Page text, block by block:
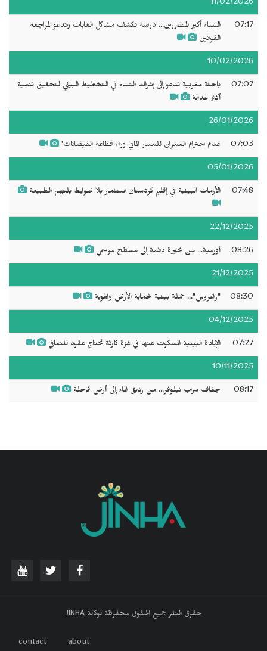
11/02/2026
07:17
النساء أكبر المتضررين... دراسة تكشف مشاكل الغابات وتدعو لمراجعة
القوانين
10/02/2026
07:07
باحثة مغربية تدعو إلى إشراك النساء في التخطيط البيئي لتحقيق تنمية
أكثر عدالة
26/01/2026
07:03 عدم احترام العمران للمسار المائي وراء فظاعة الفيضانات'
05/01/2026
07:48 الأزمات البيئية في إقليم كردستان استثمار بلا ضوابط يلتهم الطبيعة
22/12/2025
08:26 أورمية... من بحيرة دائمة إلى مسطح موسمي
21/12/2025
08:30 "زاغروس"... حملة بيئية لحماية الأرض والهوية
04/12/2025
07:27 الإبادة البيئية المسكوت عنها في غزة كارثة تحتاج عقود للتعافي
10/11/2025
08:17 جفاف سراب نيلوفر... من زنابق الماء إلى أرض قاحلة
حقوق النشر جميع الحقوق محفوظة لوكالة JINHA
about
contact